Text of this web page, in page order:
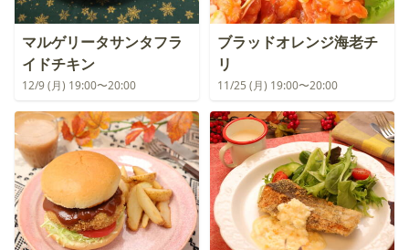
マルゲリータサンタフラ
イドチキン
12/9 (月) 19:00〜20:00
ブラッドオレンジ海老チ
リ
11/25 (月) 19:00〜20:00